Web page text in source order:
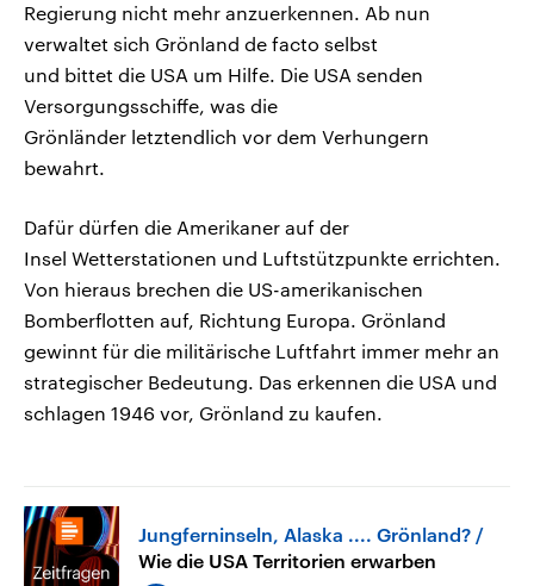
Regierung nicht mehr anzuerkennen. Ab nun
verwaltet sich Grönland de facto selbst
und bittet die USA um Hilfe. Die USA senden
Versorgungsschiffe, was die
Grönländer letztendlich vor dem Verhungern
bewahrt.
Dafür dürfen die Amerikaner auf der
Insel Wetterstationen und Luftstützpunkte errichten.
Von hieraus brechen die US-amerikanischen
Bomberflotten auf, Richtung Europa. Grönland
gewinnt für die militärische Luftfahrt immer mehr an
strategischer Bedeutung. Das erkennen die USA und
schlagen 1946 vor, Grönland zu kaufen.
Jungferninseln, Alaska .... Grönland?
Wie die USA Territorien erwarben